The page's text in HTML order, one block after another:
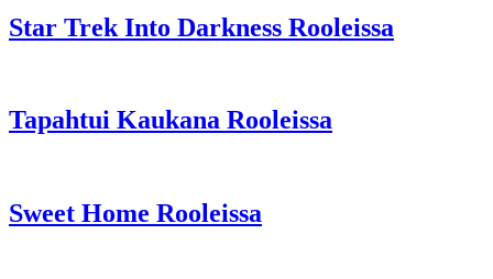
Star Trek Into Darkness Rooleissa
Tapahtui Kaukana Rooleissa
Sweet Home Rooleissa